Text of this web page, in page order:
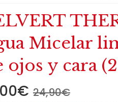
Micelar
ojos y cara
€ 24,90€